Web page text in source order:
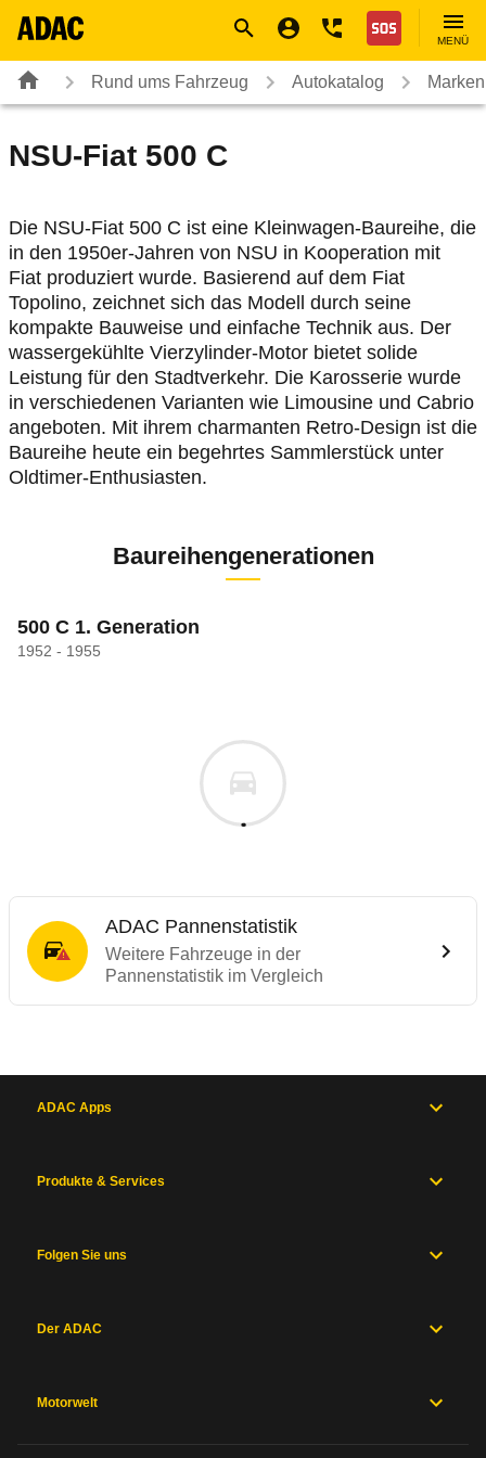
Nothilfe
MENÜ
Rund ums Fahrzeug Autokatalog
NSU-Fiat 500 C
Die NSU-Fiat 500 C ist eine Kleinwagen-Baureihe, die
in den 1950er-Jahren von NSU in Kooperation mit
Fiat produziert wurde. Basierend auf dem Fiat
Topolino, zeichnet sich das Modell durch seine
kompakte Bauweise und einfache Technik aus. Der
wassergekühlte Vierzylinder-Motor bietet solide
Leistung für den Stadtverkehr. Die Karosserie wurde
in verschiedenen Varianten wie Limousine und Cabrio
angeboten. Mit ihrem charmanten Retro-Design ist die
Baureihe heute ein begehrtes Sammlerstück unter
Oldtimer-Enthusiasten.
Baureihengenerationen
500 C 1. Generation
1952 - 1955
ADAC Pannenstatistik
Weitere Fahrzeuge in der
Pannenstatistik im Vergleich
ADAC Apps
Produkte & Services
Folgen Sie uns
Der ADAC
Motorwelt